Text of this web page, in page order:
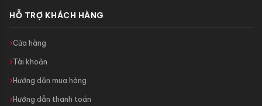
HỖ TRỢ KHÁCH HÀNG
Cửa hàng
Tài khoản
Hướng dẫn mua hàng
Hướng dẫn thanh toán